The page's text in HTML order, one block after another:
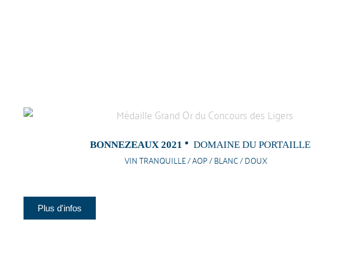
BONNEZEAUX 2021 DOMAINE DU PORTAILLE
VIN TRANQUILLE / AOP / BLANC / DOUX
Plus d'infos